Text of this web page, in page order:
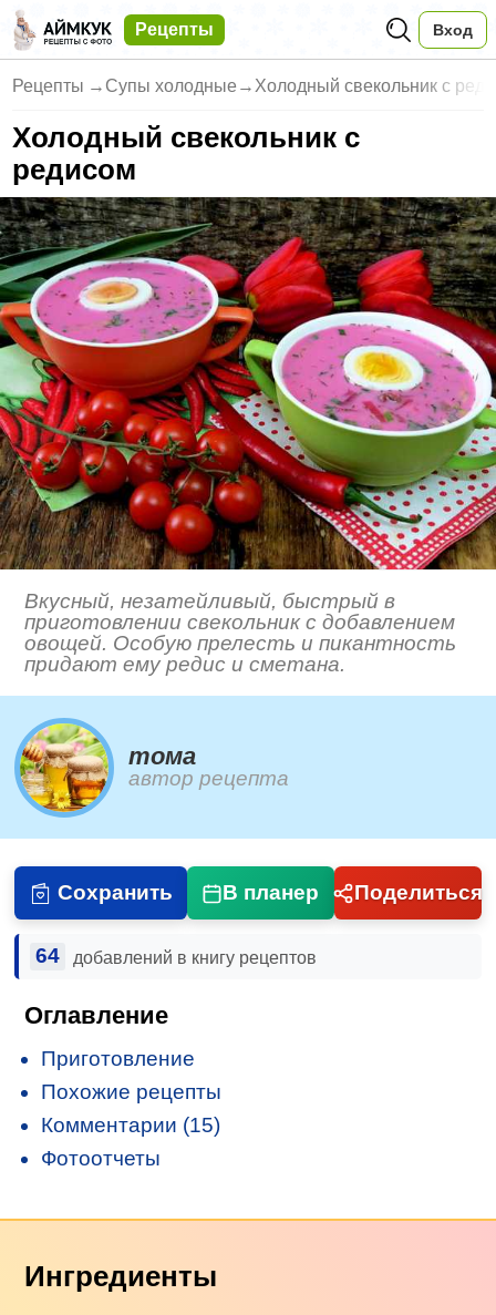
Рецепты Вход
Рецепты → Супы холодные → Холодный свекольник с
Холодный свекольник с
редисом
Вкусный, незатейливый, быстрый в
приготовлении свекольник с добавлением
овощей. Особую прелесть и пикантность
придают ему редис и сметана.
тома
автор рецепта
Сохранить В планер Поделиться
64 добавлений в книгу рецептов
Оглавление
Приготовление
Похожие рецепты
Комментарии (15)
Фотоотчеты
Ингредиенты